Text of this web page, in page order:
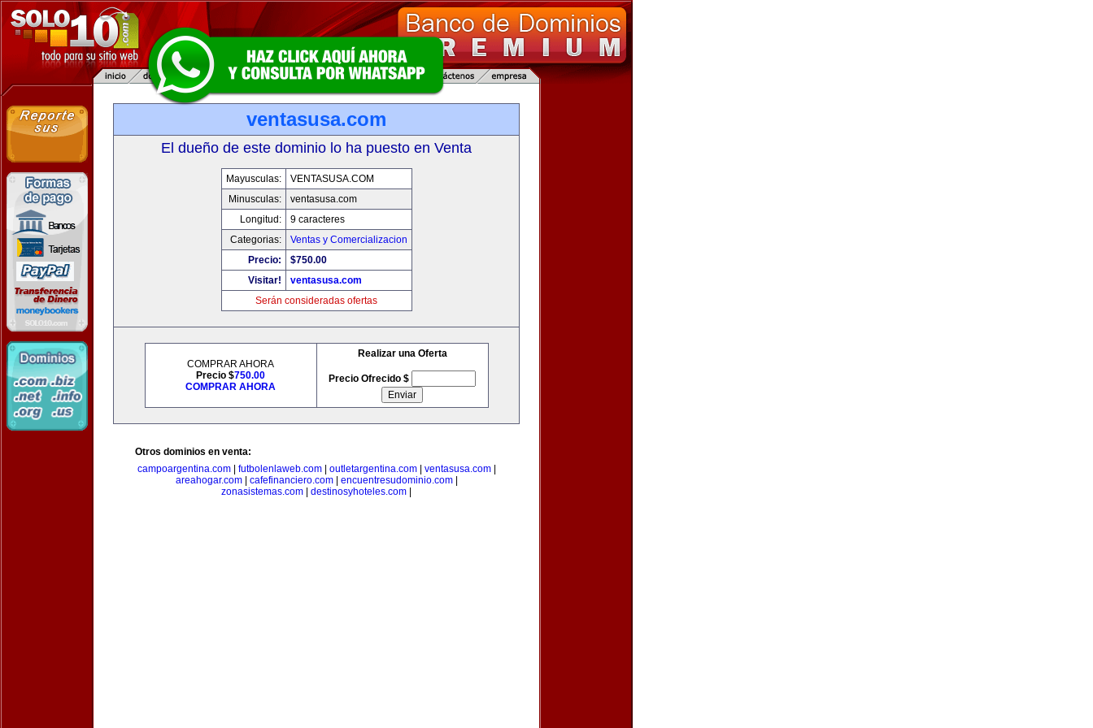
ventasusa.com
El dueño de este dominio lo ha puesto en Venta
Mayusculas:
VENTASUSA.COM
Minusculas:
ventasusa.com
Longitud:
9 caracteres
Categorias:
Ventas y Comercializacion
Precio:
$750.00
Visitar!
ventasusa.com
Serán consideradas ofertas
COMPRAR AHORA
Precio $750.00
COMPRAR AHORA
Realizar una Oferta
Precio Ofrecido $
Otros dominios en venta:
campoargentina.com| futbolenlaweb.com| outletargentina.com| ventasusa.com|
areahogar.com| cafefinanciero.com| encuentresudominio.com|
zonasistemas.com
destinosyhoteles.com